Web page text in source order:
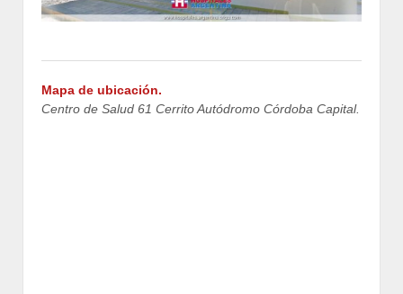
Mapa de ubicación.
Centro de Salud 61 Cerrito Autódromo Córdoba Capital.